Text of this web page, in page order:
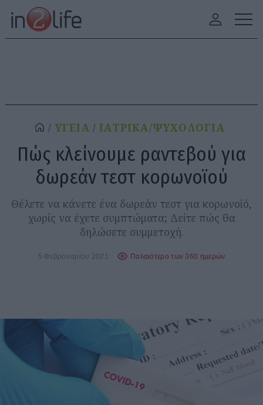
ΥΓΕΙΑ ΙΑΤΡΙΚΑ/ΨΥΧΟΛΟΓΙΑ
Πώς κλείνουμε ραντεβού για
δωρεάν τεστ κορωνοϊού
Θέλετε να κάνετε ένα δωρεάν τεστ για κορωνοϊό,
χωρίς να έχετε συμπτώματα; Δείτε πώς θα
δηλώσετε συμμετοχή.
5 Φεβρουαρίου 2021 Παλαιότερο των 360 ημερών